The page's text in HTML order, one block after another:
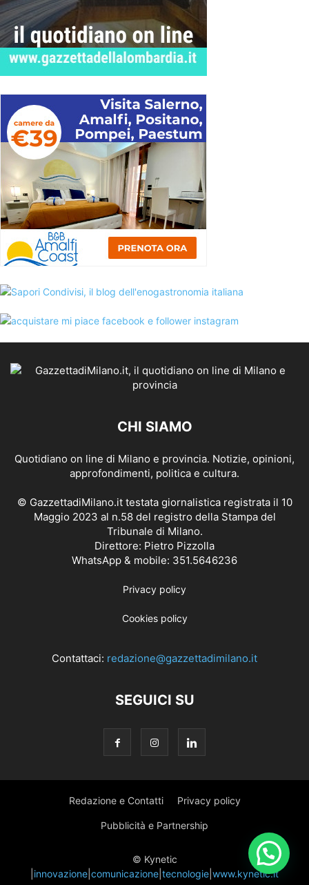
CHI SIAMO
Quotidiano on line di Milano e provincia. Notizie, opinioni,
approfondimenti, politica e cultura.
© GazzettadiMilano.it testata giornalistica registrata il 10
Maggio 2023 al n.58 del registro della Stampa del
Tribunale di Milano.
Direttore: Pietro Pizzolla
WhatsApp & mobile: 351.5646236
Privacy policy
Cookies policy
Contattaci: redazione@gazzettadimilano.it
SEGUICI SU
Redazione e Contatti Privacy policy
Pubblicità e Partnership
© Kynetic
innovazione comunicazione tecnologie www.kynetic.it